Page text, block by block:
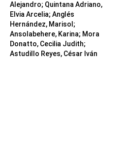
Alejandro; Quintana Adriano,
Elvia Arcelia; Anglés
Hernández, Marisol ;
Ansolabehere, Karina; Mora
Donatto, Cecilia Judith;
Astudillo Reyes, César Iván